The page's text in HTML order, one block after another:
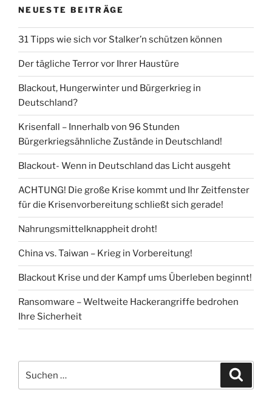
NEUESTE BEITRÄGE
31 Tipps wie sich vor Stalker’n schützen können
Der tägliche Terror vor Ihrer Haustüre
Blackout, Hungerwinter und Bürgerkrieg in
Deutschland?
Krisenfall – Innerhalb von 96 Stunden
Bürgerkriegsähnliche Zustände in Deutschland!
Blackout- Wenn in Deutschland das Licht ausgeht
ACHTUNG! Die große Krise kommt und Ihr Zeitfenster
für die Krisenvorbereitung schließt sich gerade!
Nahrungsmittelknappheit droht!
China vs. Taiwan – Krieg in Vorbereitung!
Blackout Krise und der Kampf ums Überleben beginnt!
Ransomware – Weltweite Hackerangriffe bedrohen
Ihre Sicherheit
nach: